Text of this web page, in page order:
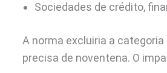
Sociedades de crédito,
A norma excluiria a
precisa de noventena. O